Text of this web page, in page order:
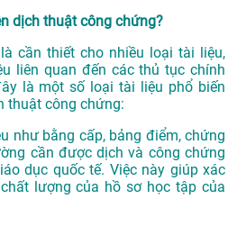
dịch thuật công chứng?
cần thiết cho nhiều loại tài liệu,
liên quan đến các thủ tục chính
là một số loại tài liệu phổ biến
thuật công chứng:
như bằng cấp, bảng điểm, chứng
cần được dịch và công chứng
dục quốc tế. Việc này giúp xác
lượng của hồ sơ học tập của